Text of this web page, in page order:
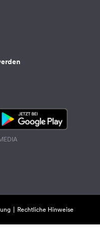
Rechtliche Hinweise